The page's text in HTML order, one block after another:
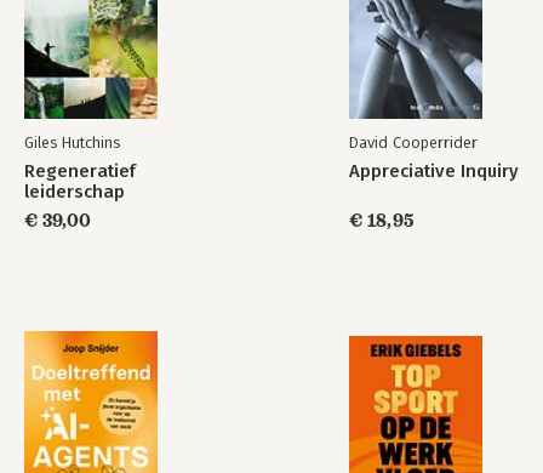
WIE
Stille overtuigingen
Moeizame samenwerkingen
Woord je in- of uitgesloten?
Wie doet wat?
Een nieuwe ordening
HOE
De functie van gedrag
Tussen denken en doen
Vastgelopen samenwerking
Boven en onder water
WAAR
Zoom in en uit
Klein kijken om het grotere te begrijpen
Giles Hutchins
Regeneratief
leiderschap
€ 39,00
David Cooperrider
Appreciative Inquiry
€ 18,95